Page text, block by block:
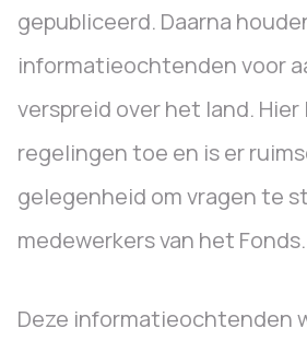
gepubliceerd. Daarna
informatieochtenden voor
verspreid over het land.
regelingen toe en is er
gelegenheid om vragen te
medewerkers van het Fonds.
Deze informatieochtenden